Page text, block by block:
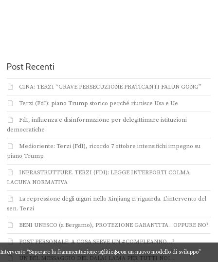
Intervento “Superare la frammentazione politica con un nuovo modello di sviluppo”
Post Recenti
CINA: TERZI “GRAVE PERSECUZIONE PRATICANTI FALUN GONG”
Terzi (FdI): piano Trump storico perché riunisce Usa e Ue
FdI, influenza e disinformazione per delegittimare istituzioni
democratiche
Medioriente: Terzi (FdI), ricordo 7 ottobre intensifichi impegno su
piano Trump
INFRASTRUTTURE. TERZI (FDI): LEGGE INTERPORTI COLMA
LACUNA NORMATIVA
La repressione degli uiguri nello Xinjiang ci riguarda. L’intervento del
sen. Terzi
BENI UNESCO (a Bergamo), PROTEZIONE GARANTITA…OPPURE NO?
POST PERSONALE: A COSA SERVE UN #COMPLEANNO…?
UN BEL MESSAGGIO DEL DALAI LAMA PER TUTTI NOI…